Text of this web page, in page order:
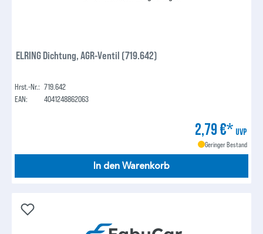
ELRING Dichtung, AGR-Ventil (719.642)
Hrst.-Nr.: 719.642
EAN:
4041248862063
2,79 €* UVP
Geringer Bestand
In den Warenkorb